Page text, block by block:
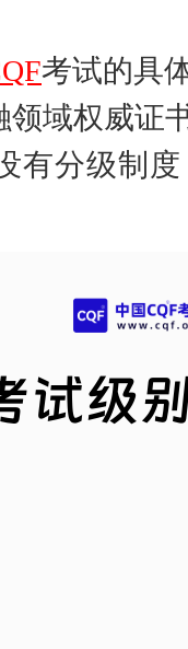
考试的具
领域权威证
有分级制